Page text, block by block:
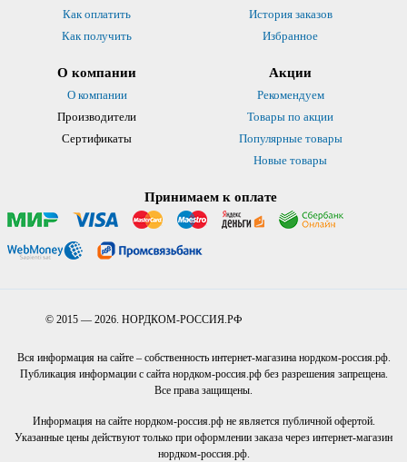
Как оплатить
Как получить
История заказов
Избранное
О компании
О компании
Производители
Сертификаты
Акции
Рекомендуем
Товары по акции
Популярные товары
Новые товары
Принимаем к оплате
© 2015 — 2026. НОРДКОМ-РОССИЯ.РФ
Вся информация на сайте – собственность интернет-магазина нордком-россия.рф.
Публикация информации с сайта нордком-россия.рф без разрешения запрещена.
Все права защищены.
Информация на сайте нордком-россия.рф не является публичной офертой.
Указанные цены действуют только при оформлении заказа через интернет-магазин
нордком-россия.рф.